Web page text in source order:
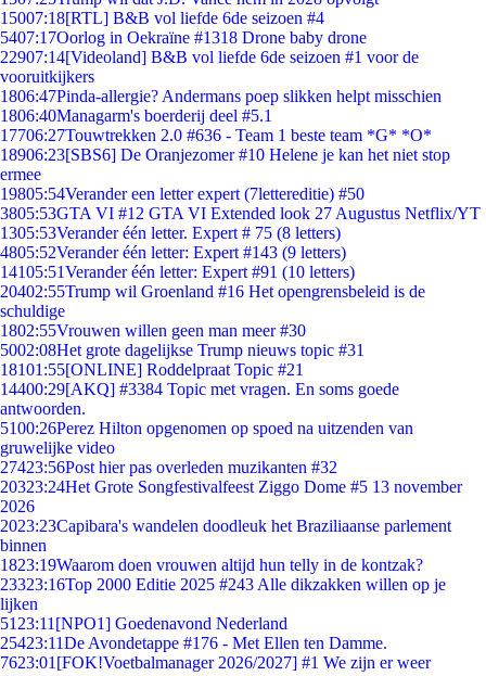
15007:18[RTL] B&B vol liefde 6de seizoen #4
5407:17Oorlog in Oekraïne #1318 Drone baby drone
22907:14[Videoland] B&B vol liefde 6de seizoen #1 voor de
vooruitkijkers
1806:47Pinda-allergie? Andermans poep slikken helpt misschien
1806:40Managarm's boerderij deel #5.1
17706:27Touwtrekken 2.0 #636 - Team 1 beste team *G* *O*
18906:23[SBS6] De Oranjezomer #10 Helene je kan het niet stop
ermee
19805:54Verander een letter expert (7lettereditie) #50
3805:53GTA VI #12 GTA VI Extended look 27 Augustus Netflix/YT
1305:53Verander één letter. Expert # 75 (8 letters)
4805:52Verander één letter: Expert #143 (9 letters)
14105:51Verander één letter: Expert #91 (10 letters)
20402:55Trump wil Groenland #16 Het opengrensbeleid is de
schuldige
1802:55Vrouwen willen geen man meer #30
5002:08Het grote dagelijkse Trump nieuws topic #31
18101:55[ONLINE] Roddelpraat Topic #21
14400:29[AKQ] #3384 Topic met vragen. En soms goede
antwoorden.
5100:26Perez Hilton opgenomen op spoed na uitzenden van
gruwelijke video
27423:56Post hier pas overleden muzikanten #32
20323:24Het Grote Songfestivalfeest Ziggo Dome #5 13 november
2026
2023:23Capibara's wandelen doodleuk het Braziliaanse parlement
binnen
1823:19Waarom doen vrouwen altijd hun telly in de kontzak?
23323:16Top 2000 Editie 2025 #243 Alle dikzakken willen op je
lijken
51 23:11 [NPO1] Goedenavond Nederland
25423:11De Avondetappe #176 - Met Ellen ten Damme.
7623:01 [FOK!Voetbalmanager 2026/2027] #1 We zijn er weer